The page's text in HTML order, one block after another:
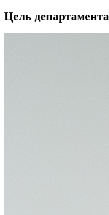
Цель департамента